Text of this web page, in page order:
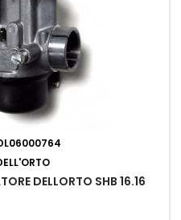
DELLORTO SHB 16.16